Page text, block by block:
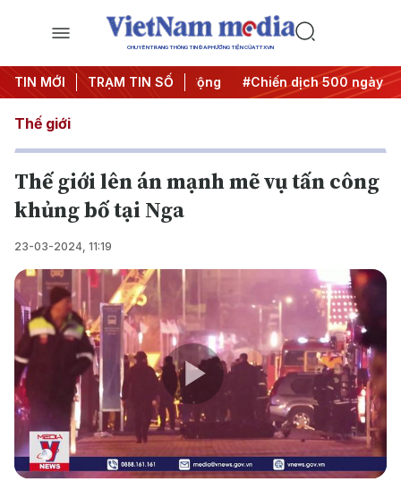
CHUYÊN TRANG THÔNG TIN ĐA PHƯƠNG TIỆN CỦA TTXVN
TIN MỚI TRẠM TIN SỐ
Nghị quyết thành hành động #Chiến dịch 500 ngày đêm
Thế giới
Thế giới lên án mạnh mẽ vụ tấn công
khủng bố tại Nga
23-03-2024, 11:19
Play
Video